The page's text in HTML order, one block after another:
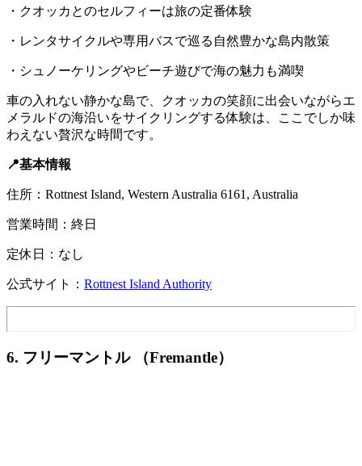
・クオッカとのセルフィーは旅の定番体験
・レンタサイクルや専用バスで巡る自然豊かな島内散策
・シュノーケリングやビーチ遊びで海の魅力も満喫
車の入れない静かな島で、クオッカの笑顔に出会いながらエ
メラルドの海沿いをサイクリングする体験は、ここでしか味
わえない贅沢な時間です。
📍基本情報
住所：Rottnest Island, Western Australia 6161, Australia
営業時間：終日
定休日：なし
公式サイト： Rottnest Island Authority
6. フリーマントル （Fremantle）